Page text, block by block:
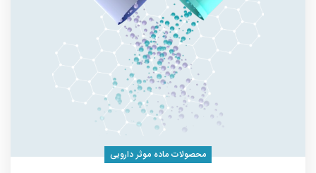
محصولات ماده موثر دارویی